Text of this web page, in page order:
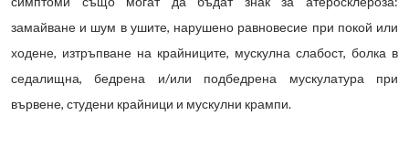
замайване и шум в ушите, нарушено равновесие при покой или
ходене, изтръпване на крайниците, мускулна слабост, болка в
седалищна, бедрена и/или подбедрена мускулатура при
вървене, студени крайници и мускулни крампи.